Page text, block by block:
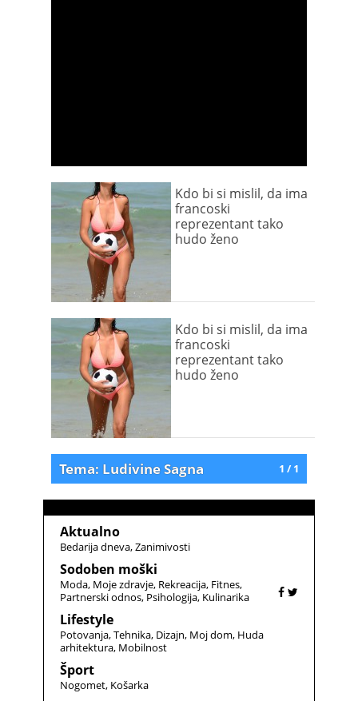
Kdo bi si mislil, da ima
francoski
reprezentant tako
hudo ženo
Kdo bi si mislil, da ima
francoski
reprezentant tako
hudo ženo
1 / 1
Tema: Ludivine Sagna
Aktualno
Bedarija dneva Zanimivosti
Sodoben moški
Moda Moje zdravje Rekreacija Fitnes
Partnerski odnos Psihologija Kulinarika
Lifestyle
Potovanja Tehnika Dizajn Moj dom Huda
arhitektura Mobilnost
Šport
Nogomet Košarka